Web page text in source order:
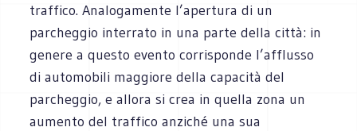
traffico. Analogamente l’apertura di un
parcheggio interrato in una parte della città: in
genere a questo evento corrisponde l’afflusso
di automobili maggiore della capacità del
parcheggio, e allora si crea in quella zona un
aumento del traffico anziché una sua